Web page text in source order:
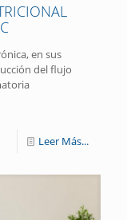
en sus
del flujo
Leer Más...